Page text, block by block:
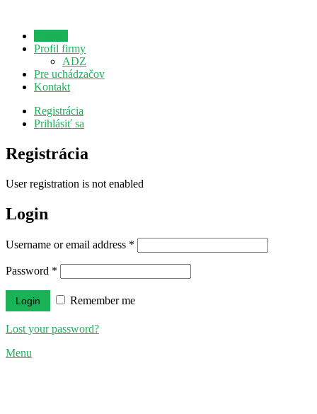
Profil firmy
ADZ
Pre uchádzačov
Kontakt
Registrácia
Prihlásiť sa
Registrácia
User registration is not enabled
Login
Username or email address *
Password *
Remember me
Lost your password?
Menu